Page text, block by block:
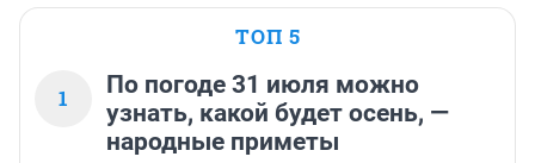
ТОП 5
1
По погоде 31 июля можно
узнать, какой будет осень, —
народные приметы